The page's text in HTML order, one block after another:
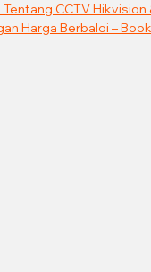
Tentang CCTV Hikvision
Harga Berbaloi –